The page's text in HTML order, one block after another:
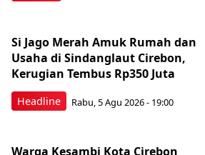
Headline
Si Jago Merah Amuk Rumah dan
Usaha di Sindanglaut Cirebon,
Kerugian Tembus Rp350 Juta
Rabu, 5 Agu 2026 - 19:00
Warga Kesambi Kota Cirebon